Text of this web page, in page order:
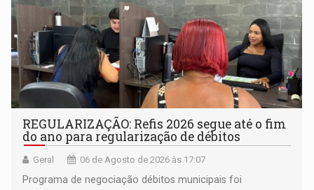
REGULARIZAÇÃO: Refis 2026 segue até o fim
do ano para regularização de débitos
Geral 06 de Agosto de 2026 às 17:07
Programa de negociação débitos municipais foi